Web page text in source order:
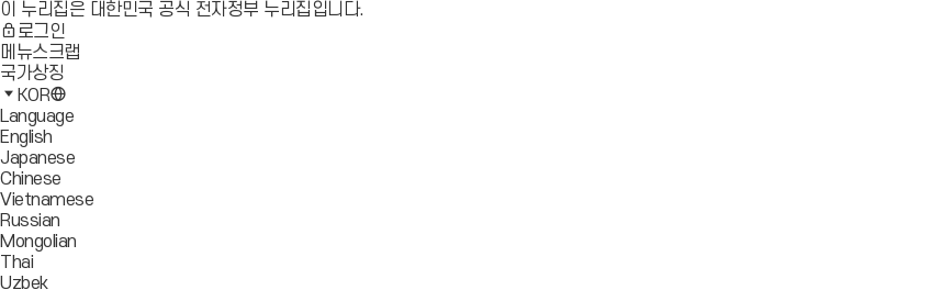
이 누리집은 대한민국 공식 전자정부 누리집입니다.
로그인
메뉴스크랩
국가상징
KOR
Language
English
Japanese
Chinese
Vietnamese
Russian
Mongolian
Thai
Uzbek